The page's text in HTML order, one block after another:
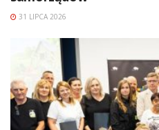
31 LIPCA 2026